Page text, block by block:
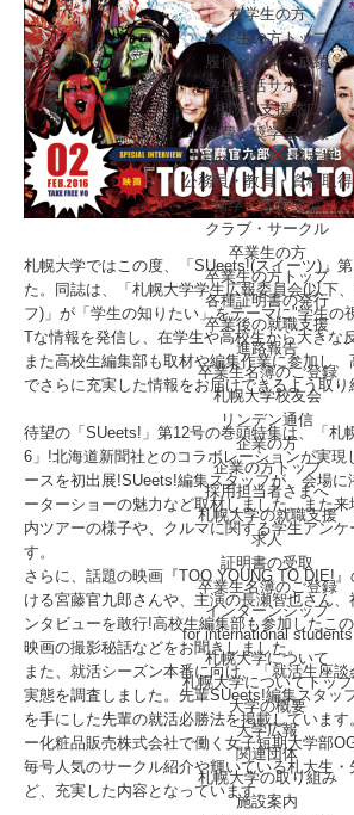
在学生の方
在学生の方トップ
履修・授業・成績
学生生活サポート
相談・支援窓口
学費・奨学金情報
キャリア・就職支援
公務員・教員・資格取得
留学・国際交流
クラブ・サークル
卒業生の方
卒業生の方トップ
各種証明書の発行
卒業後の就職支援
進路報告
卒業生名簿のご登録
札幌大学校友会
リンデン通信
企業の方
企業の方トップ
採用担当者さまへ
札幌大学の就職支援
求人
証明書の受取
卒業生名簿のご登録
インターンシップ
for internationalstudents
札幌大学について
札幌大学についてトップ
大学の概要
大学広報
関連団体
札幌大学の取り組み
施設案内
札幌大学ではこの度、「SUeets!(スイーツ)」
た。同誌は、「札幌大学学生広報委員会(以下
フ)」が「学生の知りたい」をテーマに"学生の
Tな情報を発信し、在学生や高校生から大きな
また高校生編集部も取材や編集作業に参加し
でさらに充実した情報をお届けできるよう取り
待望の「SUeets!」第12号の巻頭特集は、「札
6」!北海道新聞社とのコラボレーションが実現
ースを初出展!SUeets!編集スタッフが、会場に
ーターショーの魅力など取材しました。また
内ツアーの様子や、クルマに関する学生アンケ
す。
さらに、話題の映画『TOO YOUNG TO DIE!
ける宮藤官九郎さんや、主演の長瀬智也さん
ンタビューを敢行!高校生編集部も参加したこ
映画の撮影秘話などをお聞きしました。
また、就活シーズン本番に向け、「就活生座
実態を調査しました。先輩SUeets!編集スタッ
を手にした先輩の就活必勝法を掲載していま
ー化粧品販売株式会社で働く女子短期大学部
毎号人気のサークル紹介や輝いている札大生
ど、充実した内容となっています。